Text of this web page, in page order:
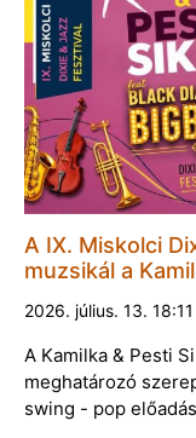
A IX. Miskolci
muzsikál a
2026. július. 13. 18:11
A Kamilka & Pesti
meghatározó
swing - pop